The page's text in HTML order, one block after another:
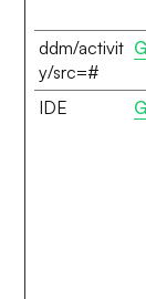
ddm/activit
y/src=#
IDE